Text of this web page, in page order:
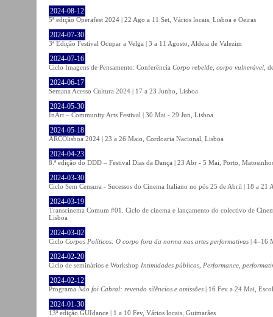
2024-08-12
5ª edição Operafest 2024 | 22 Ago a 11 Set, Vários locais, Lisboa e Oeiras
2024-07-30
3ª Edição Festival Ocupar a Velga | 3 a 11 Agosto, Aldeia de Valezim
2024-07-16
Ciclo Imagens de Pensamento: Conferência Corpo rebelde, corpo vulnerável ,
2024-06-17
Semana Acesso Cultura 2024 | 17 a 23 Junho, Lisboa
2024-05-30
InArt – Community Arts Festival | 30 Mai - 29 Jun, Lisboa
2024-05-18
ARCOlisboa 2024 | 23 a 26 Maio, Cordoaria Nacional, Lisboa
2024-04-23
8.ª edição do DDD – Festival Dias da Dança | 23 Abr - 5 Mai, Porto,
2024-03-30
Ciclo Sem Censura - Sucessos do Cinema Italiano no pós 25 de Abril | 18 a
2024-03-19
Transcinema Comum #01. Ciclo de cinema e lançamento do colectivo de
Lisboa
2024-03-02
Ciclo Corpos Políticos: O corpo fora da norma nas artes performativas | 4–16
2024-02-20
Ciclo de seminários e Workshop Intimidades públicas, Performance,
2024-02-12
Programa Não foi Cabral: revendo silêncios e omissões | 16 Fev a 24 Mai,
2024-01-30
13ª edição GUIdance | 1 a 10 Fev, Vários locais, Guimarães